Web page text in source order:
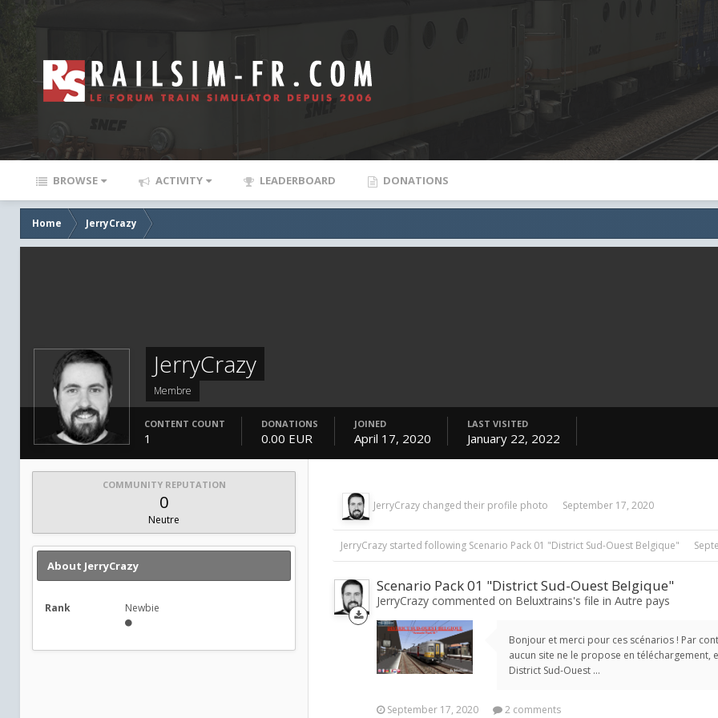
BROWSE ACTIVITY LEADERBOARD DONATIONS
Home JerryCrazy
JerryCrazy
Membre
CONTENT COUNT
1
DONATIONS
0.00 EUR
JOINED
April 17, 2020
LAST VISITED
January 22, 2022
COMMUNITY REPUTATION
0
Neutre
About JerryCrazy
Rank Newbie
JerryCrazy changed their profile photo September 17, 2020
JerryCrazy started following Scenario Pack 01 "District Sud-Ouest Belgique"
Scenario Pack 01 "District Sud-Ouest Belgique"
JerryCrazy commented on Beluxtrains's file in Autre pays
Bonjour et merci pour ces scénarios ! Par
aucun site ne le propose en
District Sud-Ouest ...
September 17, 2020 2 comments